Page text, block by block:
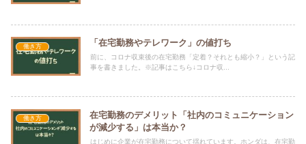
働き方 「在宅勤務やテレワーク」の値打ち
前に、コロナ収束後の在宅勤務「定着？それとも縮小？」という記
事を書きました。※記事はこちら↓コロナ収...
働き方
在宅勤務のデメリット「社内のコミュニケーション
が減少する」は本当か？
はじめに企業が在宅勤務について揺れています。ホンダは、在宅勤